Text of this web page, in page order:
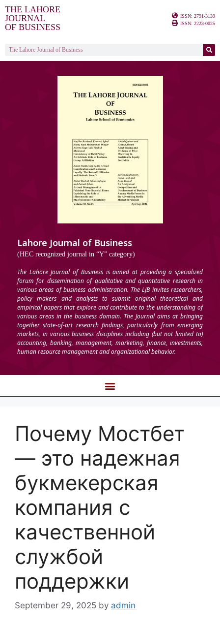
THE LAHORE
JOURNAL
OF BUSINESS
ISSN: 2791-3139
ISSN: 2223-0025
Lahore Journal of Business
(HEC recognized journal in “Y” category)
The Lahore Journal of Business is aimed at providing a specialized
forum for dissemination of qualitative and quantitative research in
various areas of business administration. The LJB invites researchers,
policy makers and analysts to submit original theoretical and
empirical papers that explore and contribute to the understanding of
various areas in the business domain. The Journal aims at bringing
together state-of-art research findings, particularly from emerging
markets, in various business disciplines including (but not limited to)
accounting, banking, management, marketing, finance, investments,
human resource management and organizational behavior.
Почему Мостбет
— это надежная
букмекерская
компания с
качественной
службой
поддержки
September 29, 2025 by admin